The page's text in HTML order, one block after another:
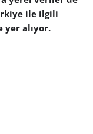
ile ilgili
yer alıyor.